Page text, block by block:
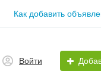
Как добавить
Войти